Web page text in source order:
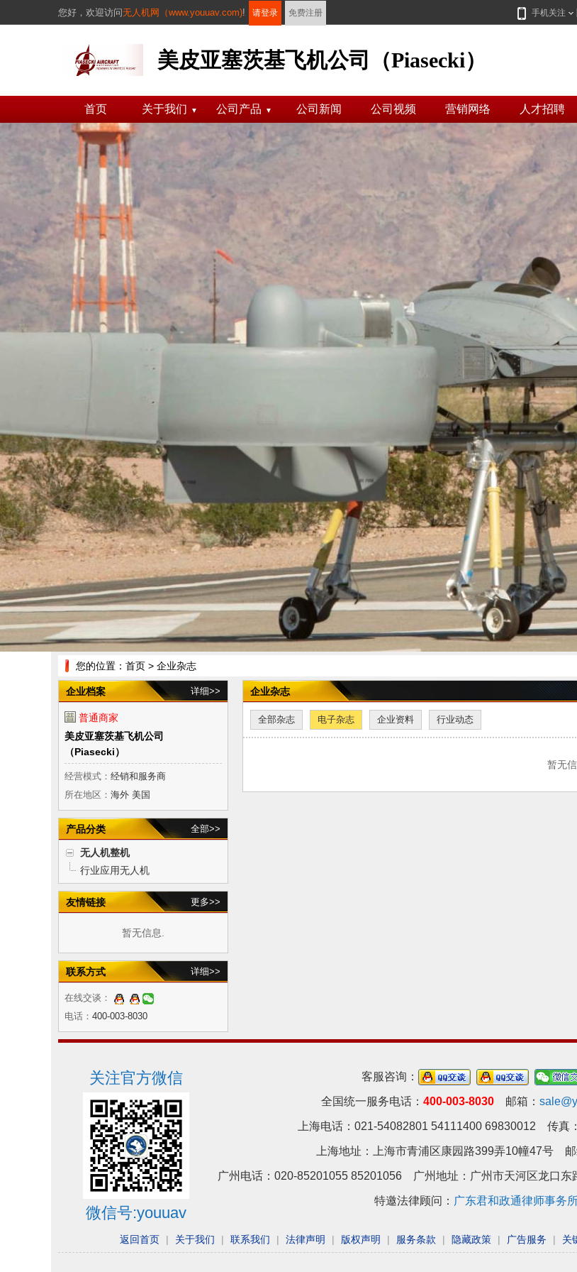
您好， 欢迎访问无人机网（www.youuav.com)! 请登录 免费注册 手机关注
美皮亚塞茨基飞机公司（Piasecki）
首页 关于我们 ▼ 公司产品 ▼ 公司新闻 公司视频 营销网络 人才招聘
您的位置： 首页 > 企业杂志
企业档案 详细>>
普通商家
美皮亚塞茨基飞机公司
（Piasecki）
经营模式： 经销和服务商
所在地区： 海外 美国
产品分类 全部>>
无人机整机
行业应用无人机
友情链接 更多>>
暂无信息.
联系方式 详细>>
在线交谈：
电话： 400-003-8030
企业杂志
全部杂志 电子杂志 企业资料 行业动态
暂无信
客服咨询：
全国统一服务电话： 400-003-8030邮箱：
上海电话：021-54082801 54111400 69830012 传真
上海地址：上海市青浦区康园路399弄10幢47号
广州电话：020-85201055 85201056 广州地址： 广州市天河区龙口
特邀法律顾问： 广东君和政通律师事务
关注官方微信
微信号:youuav
返回首页 | 关于我们 | 联系我们 | 法律声明 | 版权声明 | 服务条款 | 隐藏政策 | 广告服务 | 关